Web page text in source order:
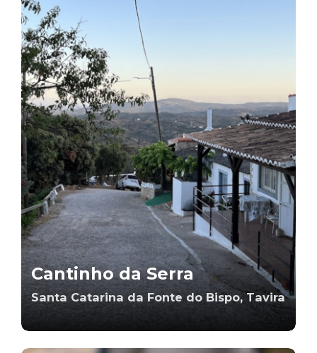
Cantinho da Serra
Santa Catarina da Fonte do Bispo, Tavira